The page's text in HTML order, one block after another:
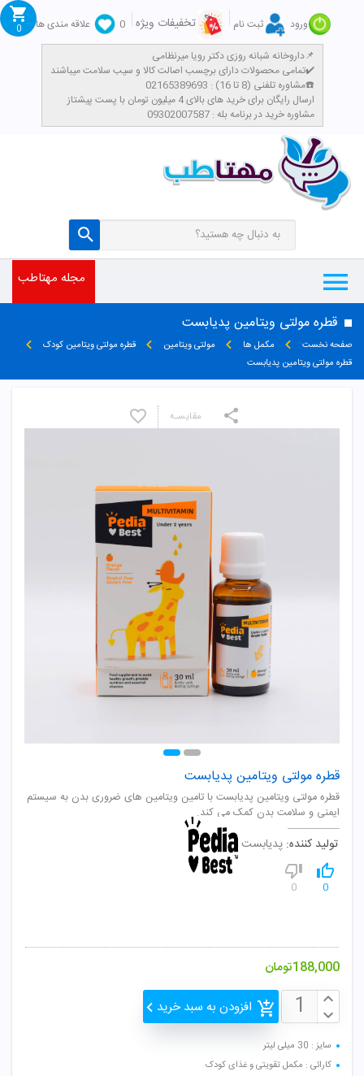
ورود ثبت نام تخفیفات ویژه 0
علاقه مندی ها
داروخانه شبانه روزی دکتر رویا میرنظامی📌
تمامی محصولات دارای برچسب اصالت کالا و سیب سلامت میباشند✔️
مشاوره تلفنی (8 تا 16) : 02165389693☎️
​ارسال رایگان برای خرید های بالای 4 میلیون تومان با پست پیشتاز
مشاوره خرید در برنامه بله : 09302007587
0
مجله مهتاطب
قطره مولتی ویتامین پدیابست
صفحه نخست مکمل ها مولتی ویتامین
قطره مولتی ویتامین کودک
قطره مولتی ویتامین پدیابست
قطره مولتی ویتامین پدیابست
قطره مولتی ویتامین پدیابست با تامین ویتامین های ضروری بدن به سیستم
ایمنی و سلامت بدن کمک می کند.
تولید کننده: پدیابست
0
0
188,000تومان
افزودن به سبد خرید
مقایسـه
سایز : 30 میلی لیتر
کارائی : مکمل تقویتی و غذای کودک